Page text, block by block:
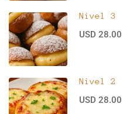
Nivel 3
USD 28.00
Nivel 2
USD 28.00